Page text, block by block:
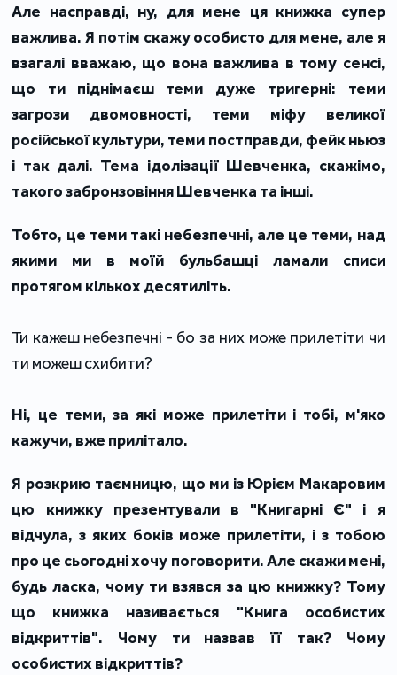
Але насправді, ну, для мене ця книжка супер
важлива. Я потім скажу особисто для мене, але я
взагалі вважаю, що вона важлива в тому сенсі,
що ти піднімаєш теми дуже тригерні: теми
загрози двомовності, теми міфу великої
російської культури, теми постправди, фейк ньюз
і так далі. Тема ідолізації Шевченка, скажімо,
такого забронзовіння Шевченка та інші.
Тобто, це теми такі небезпечні, але це теми, над
якими ми в моїй бульбашці ламали списи
протягом кількох десятиліть.
Ти кажеш небезпечні - бо за них може прилетіти чи
ти можеш схибити?
Ні, це теми, за які може прилетіти і тобі, м'яко
кажучи, вже прилітало.
Я розкрию таємницю, що ми із Юрієм Макаровим
цю книжку презентували в "Книгарні Є" і я
відчула, з яких боків може прилетіти, і з тобою
про це сьогодні хочу поговорити. Але скажи мені,
будь ласка, чому ти взявся за цю книжку? Тому
що книжка називається "Книга особистих
відкриттів". Чому ти назвав її так? Чому
особистих відкриттів?